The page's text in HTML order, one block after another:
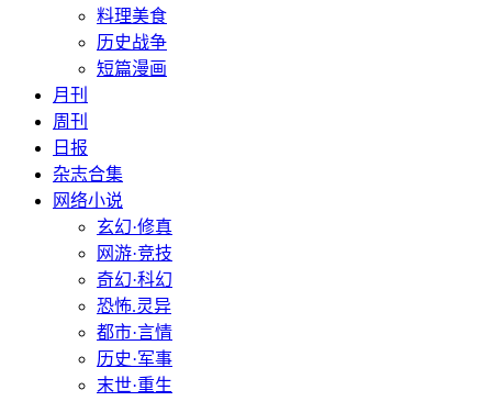
料理美食
历史战争
短篇漫画
月刊
周刊
日报
杂志合集
网络小说
玄幻·修真
网游·竞技
奇幻·科幻
恐怖.灵异
都市·言情
历史·军事
末世·重生